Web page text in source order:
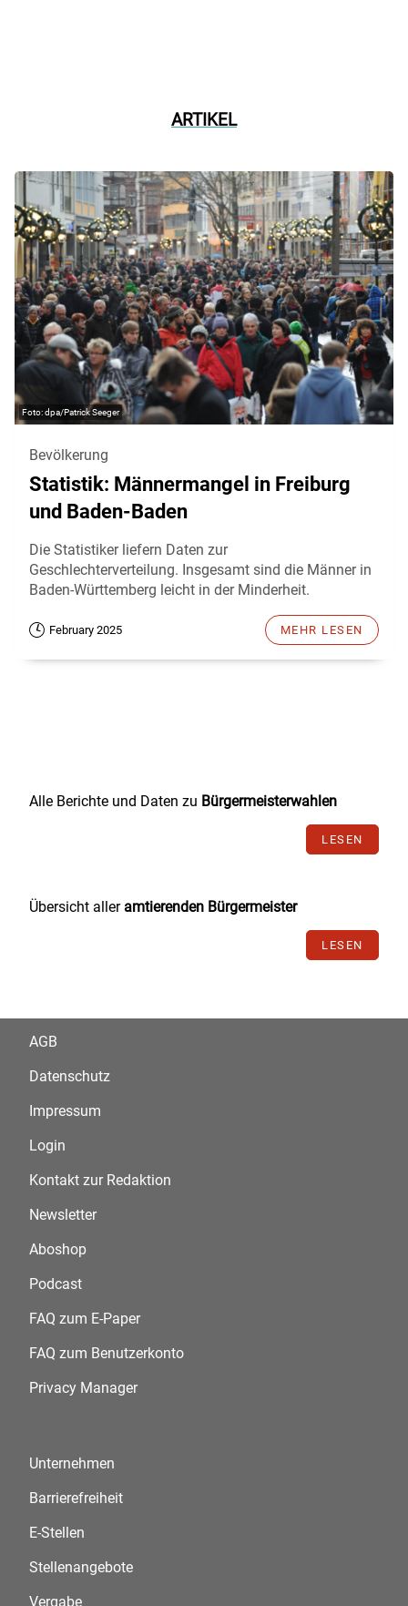
Alle Berichte und Daten zu Bürgermeisterwahlen
LESEN
Übersicht aller amtierenden Bürgermeister
LESEN
ARTIKEL
dpa/Patrick Seeger
Bevölkerung
Statistik: Männermangel in Freiburg
und Baden-Baden
Die Statistiker liefern Daten zur
Geschlechterverteilung. Insgesamt sind die Männer in
Baden-Württemberg leicht in der Minderheit.
February 2025 MEHR LESEN
AGB
Datenschutz
Impressum
Login
Kontakt zur Redaktion
Newsletter
Aboshop
Podcast
FAQ zum E-Paper
FAQ zum Benutzerkonto
Privacy Manager
Unternehmen
Barrierefreiheit
E-Stellen
Stellenangebote
Vergabe